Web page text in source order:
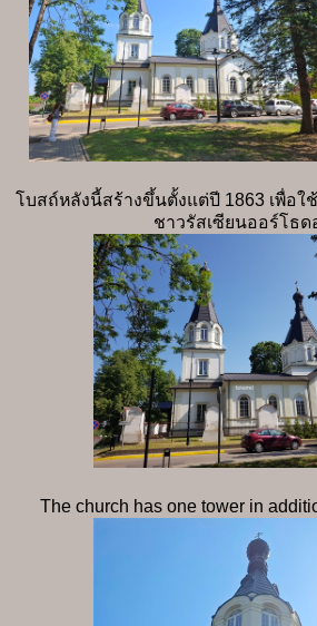
โบสถ์หลังนี้สร้างขึ้นตั้งแต่ปี 1863 เพื่อ
ชาวรัสเซียนออร์โธด
The church has one tower in